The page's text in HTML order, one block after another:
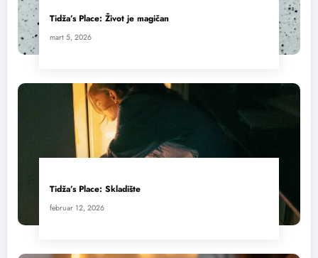
Tidža’s Place: Život je magičan
mart 5, 2026
Tidža’s Place: Skladište
februar 12, 2026